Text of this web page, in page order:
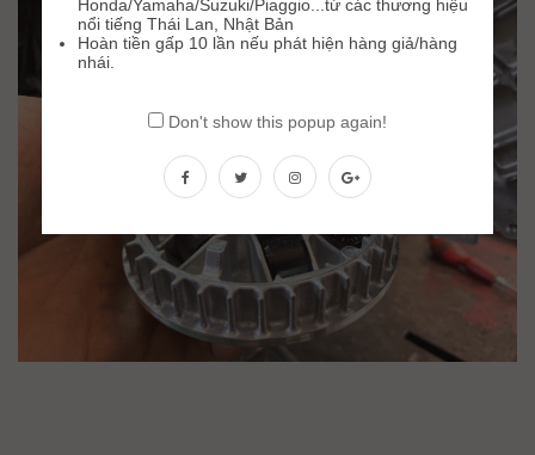
Honda/Yamaha/Suzuki/Piaggio...từ các thương hiệu
nổi tiếng Thái Lan, Nhật Bản
Hoàn tiền gấp 10 lần nếu phát hiện hàng giả/hàng
nhái.
Don't show this popup again!